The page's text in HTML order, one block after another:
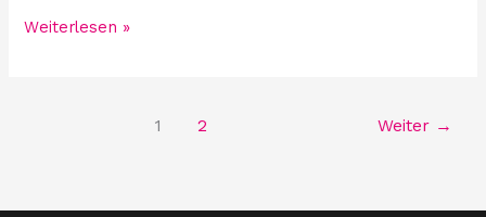
Weiterlesen »
1 2 Weiter →